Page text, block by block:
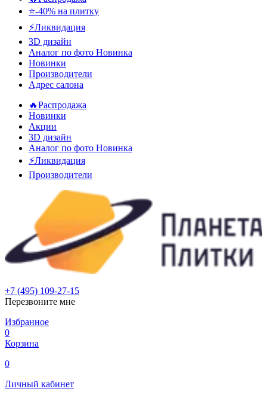
⭐-40% на плитку
⚡️Ликвидация
3D дизайн
Аналог по фото Новинка
Новинки
Производители
Адрес салона
🔥Распродажа
Новинки
Акции
3D дизайн
Аналог по фото Новинка
⚡Ликвидация
Производители
+7 (495) 109-27-15
Перезвоните мне
Избранное
0
Корзина
0
Личный кабинет